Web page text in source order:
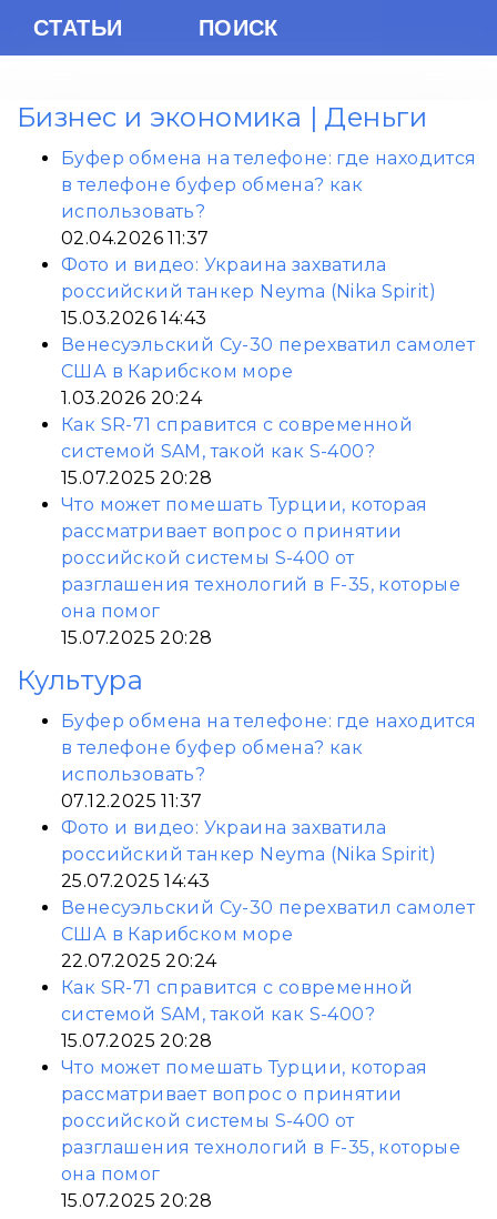
СТАТЬИ ПОИСК
Бизнес и экономика | Деньги
Буфер обмена на телефоне: где находится
в телефоне буфер обмена? как
использовать?
02.04.2026 11:37
Фото и видео: Украина захватила
российский танкер Neyma (Nika Spirit)
15.03.2026 14:43
Венесуэльский Су-30 перехватил самолет
США в Карибском море
1.03.2026 20:24
Как SR-71 справится с современной
системой SAM, такой как S-400?
15.07.2025 20:28
Что может помешать Турции, которая
рассматривает вопрос о принятии
российской системы S-400 от
разглашения технологий в F-35, которые
она помог
15.07.2025 20:28
Культура
Буфер обмена на телефоне: где находится
в телефоне буфер обмена? как
использовать?
07.12.2025 11:37
Фото и видео: Украина захватила
российский танкер Neyma (Nika Spirit)
25.07.2025 14:43
Венесуэльский Су-30 перехватил самолет
США в Карибском море
22.07.2025 20:24
Как SR-71 справится с современной
системой SAM, такой как S-400?
15.07.2025 20:28
Что может помешать Турции, которая
рассматривает вопрос о принятии
российской системы S-400 от
разглашения технологий в F-35, которые
она помог
15.07.2025 20:28